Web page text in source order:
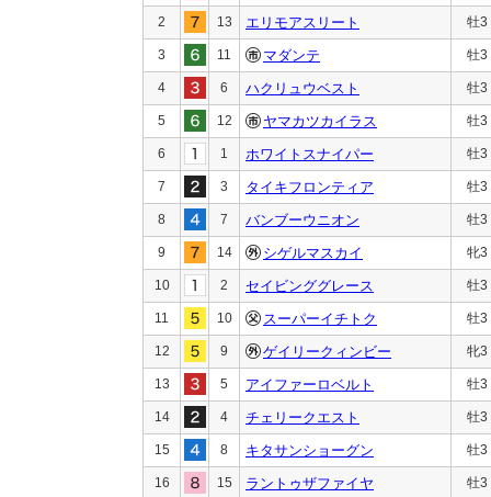
2 13 エリモアスリート 牡3
3 11 マダンテ 牡3
4 6 ハクリュウベスト 牡3
5 12 ヤマカツカイラス 牡3
6 1 ホワイトスナイパー 牡3
7 3 タイキフロンティア 牡3
8 7 バンブーウニオン 牡3
9 14 シゲルマスカイ 牝3
10 2 セイビンググレース 牡3
11 10 スーパーイチトク 牡3
12 9 ゲイリークィンビー 牝3
13 5 アイファーロベルト 牡3
14 4 チェリークエスト 牡3
15 8 キタサンショーグン 牡3
16 15 ラントゥザファイヤ 牡3